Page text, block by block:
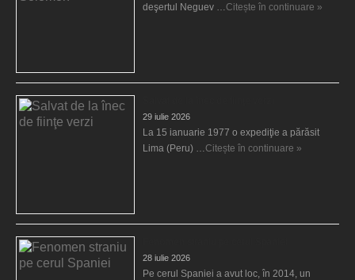
deşertul Neguev …Citește în continuare »
29 iulie 2026
La 15 ianuarie 1977 o expediţie a părăsit
Lima (Peru) …Citește în continuare »
28 iulie 2026
Pe cerul Spaniei a avut loc, în 2014, un